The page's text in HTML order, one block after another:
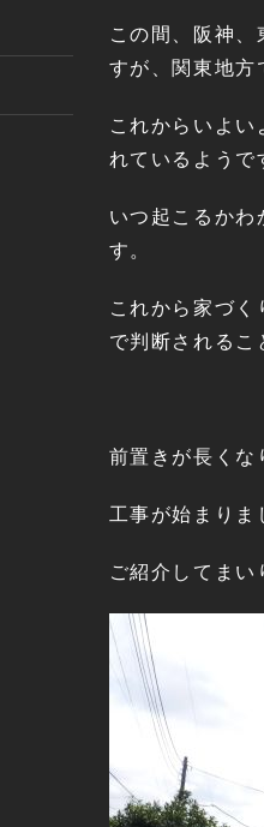
この間、阪神
すが、関東地方
これからいよ
れているようで
いつ起こるか
す。
これから家づ
で判断されるこ
前置きが長くな
工事が始まりま
ご紹介してまい